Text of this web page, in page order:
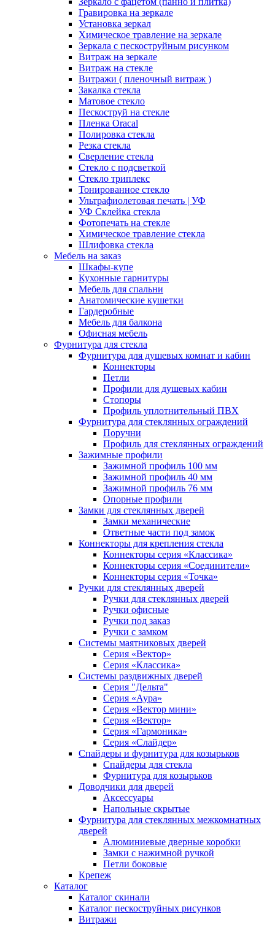
Гравировка на зеркале
Установка зеркал
Химическое травление на зеркале
Зеркала с пескоструйным рисунком
Витраж на зеркале
Витраж на стекле
Витражи ( пленочный витраж )
Закалка стекла
Матовое стекло
Пескоструй на стекле
Пленка Oracal
Полировка стекла
Резка стекла
Сверление стекла
Стекло с подсветкой
Стекло триплекс
Тонированное стекло
Ультрафиолетовая печать | УФ
УФ Склейка стекла
Фотопечать на стекле
Химическое травление стекла
Шлифовка стекла
Мебель на заказ
Шкафы-купе
Кухонные гарнитуры
Мебель для спальни
Анатомические кушетки
Гардеробные
Мебель для балкона
Офисная мебель
Фурнитура для стекла
Фурнитура для душевых комнат и кабин
Коннекторы
Петли
Профили для душевых кабин
Стопоры
Профиль уплотнительный ПВХ
Фурнитура для стеклянных ограждений
Поручни
Профиль для стеклянных ограждений
Зажимные профили
Зажимной профиль 100 мм
Зажимной профиль 40 мм
Зажимной профиль 76 мм
Опорные профили
Замки для стеклянных дверей
Замки механические
Ответные части под замок
Коннекторы для крепления стекла
Коннекторы серия «Классика»
Коннекторы серия «Соединители»
Коннекторы серия «Точка»
Ручки для стеклянных дверей
Ручки для стеклянных дверей
Ручки офисные
Ручки под заказ
Ручки с замком
Системы маятниковых дверей
Серия «Вектор»
Серия «Классика»
Системы раздвижных дверей
Серия "Дельта"
Серия «Аура»
Серия «Вектор мини»
Серия «Вектор»
Серия «Гармоника»
Серия «Слайдер»
Спайдеры и фурнитура для козырьков
Спайдеры для стекла
Фурнитура для козырьков
Доводчики для дверей
Аксессуары
Напольные скрытые
Фурнитура для стеклянных межкомнатных
дверей
Алюминиевые дверные коробки
Замки с нажимной ручкой
Петли боковые
Крепеж
Каталог
Каталог скинали
Каталог пескоструйных рисунков
Витражи